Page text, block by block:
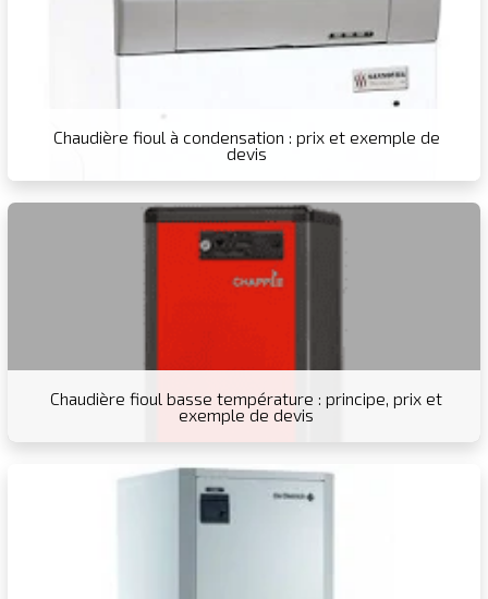
Chaudière fioul à condensation : prix et exemple de
devis
Chaudière fioul basse température : principe, prix et
exemple de devis